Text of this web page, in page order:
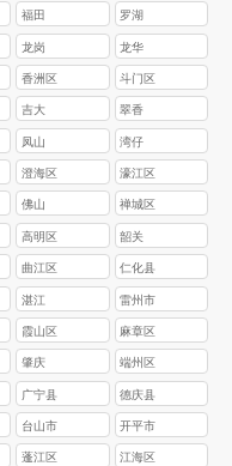
福田 罗湖
龙岗 龙华
香洲区 斗门区
吉大 翠香
凤山 湾仔
澄海区 濠江区
佛山 禅城区
高明区 韶关
‌曲江区 ‌仁化县
湛江 雷州市‌
‌霞山区‌ ‌麻章区‌
肇庆 ‌端州区
广宁县 德庆县
台山市 开平市
蓬江区 江海区